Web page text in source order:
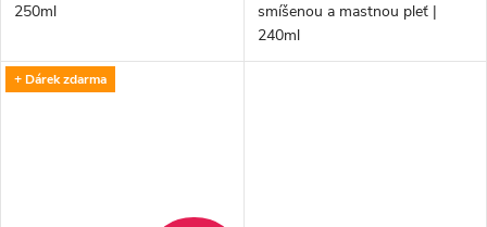
250ml
smíšenou a mastnou pleť |
240ml
+ Dárek zdarma